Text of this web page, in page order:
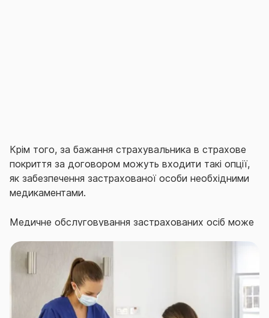
Крім того, за бажання страхувальника в страхове
покриття за договором можуть входити такі опції,
як забезпечення застрахованої особи необхідними
медикаментами.
Медичне обслуговування застрахованих осіб може
профілактичних установах і амбулаторіях сімейного
типу, так і в сучасних приватних медичних
закладах, що працюють у відповідності до
прийнятих світових стандартів.